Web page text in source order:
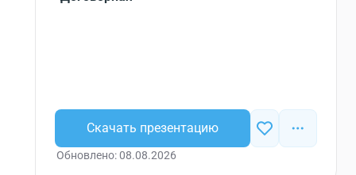
Скачать презентацию
Обновлено: 08.08.2026